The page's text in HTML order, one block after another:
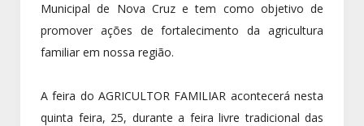
Municipal de Nova Cruz e tem como objetivo de
promover ações de fortalecimento da agricultura
familiar em nossa região.
A feira do AGRICULTOR FAMILIAR acontecerá nesta
quinta feira, 25, durante a feira livre tradicional das